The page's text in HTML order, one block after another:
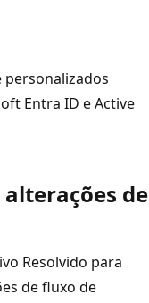
personalizados
Entra ID e Active
de
Resolvido para
de fluxo de